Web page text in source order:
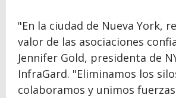
"En la ciudad de Nueva York,
valor de las asociaciones
Jennifer Gold, presidenta de
InfraGard. "Eliminamos los
colaboramos y unimos